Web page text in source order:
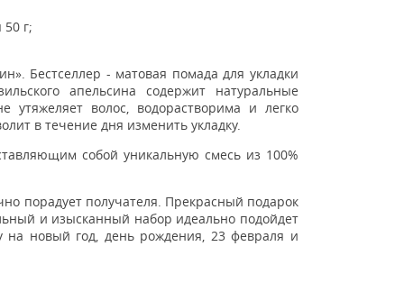
г;
Бестселлер - матовая помада для укладки
апельсина содержит натуральные
волос, водорастворима и легко
в течение дня изменить укладку.
собой уникальную смесь из 100%
порадует получателя. Прекрасный подарок
и изысканный набор идеально подойдет
на новый год, день рождения, 23 февраля и